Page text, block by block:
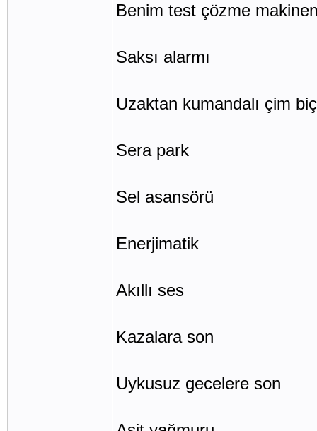
Benim test çözme
Saksı alarmı
Uzaktan kumandalı çim
Sera park
Sel asansörü
Enerjimatik
Akıllı ses
Kazalara son
Uykusuz gecelere son